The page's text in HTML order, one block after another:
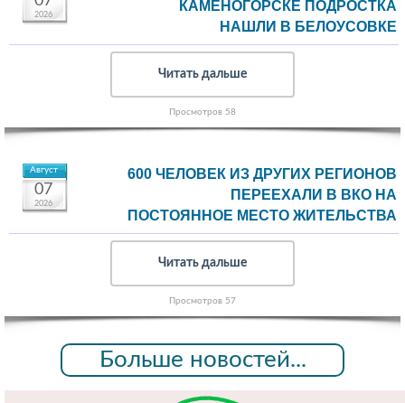
2026
КАМЕНОГОРСКЕ ПОДРОСТКА
НАШЛИ В БЕЛОУСОВКЕ
Читать дальше
Просмотров 58
Август
07
2026
600 ЧЕЛОВЕК ИЗ ДРУГИХ РЕГИОНОВ
ПЕРЕЕХАЛИ В ВКО НА
ПОСТОЯННОЕ МЕСТО ЖИТЕЛЬСТВА
Читать дальше
Просмотров 57
Больше новостей...